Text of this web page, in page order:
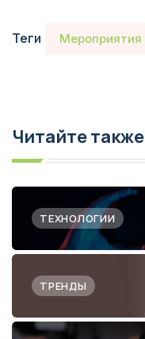
Теги Мероприятия
Читайте также
ТЕХНОЛОГИИ
ТРЕНДЫ